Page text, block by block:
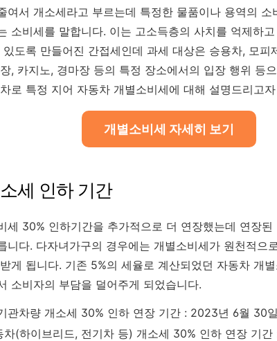
여서 개소세라고 부르는데 특정한 물품이나 용역의
소비세를 말합니다. 이는 고소득층의 사치를 억제하
도록 만들어진 간접세인데 과세 대상은 승용차, 모피
, 카지노, 경마장 등의 특정 장소에서의 입장 행위 등
로 특정 지어 자동차 개별소비세에 대해 설명드리고
개별소비세 자세히 보기
세 인하 기간
세 30% 인하기간을 추가적으로 더 연장했는데 연장
니다. 다자녀가구의 경우에는 개별소비세가 원천적으
게 됩니다. 기존 5%의 세율로 계산되었던 자동차 개
소비자의 부담을 덜어주게 되었습니다.
관차량 개소세 30% 인하 연장 기간 : 2023년 6월 30
차(하이브리드, 전기차 등) 개소세 30% 인하 연장 기